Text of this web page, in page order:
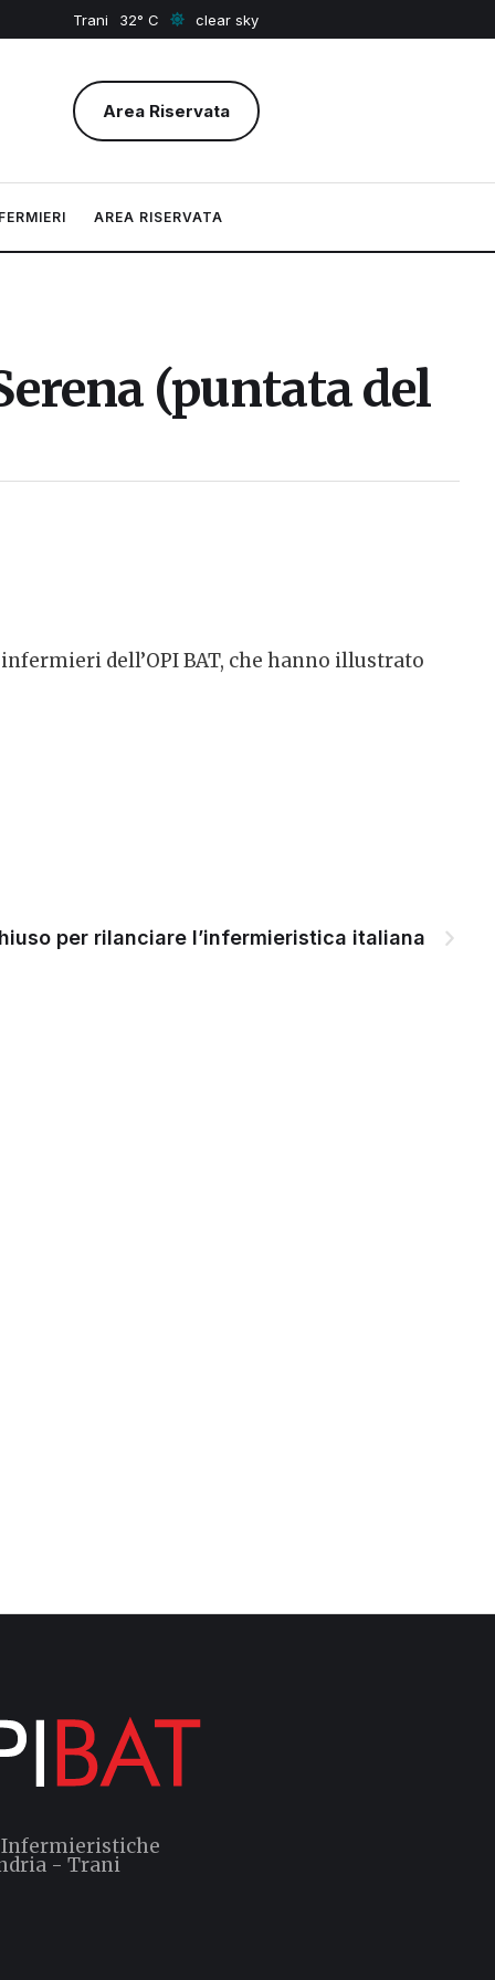
Trani 32 clear sky
Area Riservata
AREA RISERVATA
(puntata del
dell’OPI BAT, che hanno illustrato
per rilanciare l’infermieristica italiana
Infermieristiche
- Trani